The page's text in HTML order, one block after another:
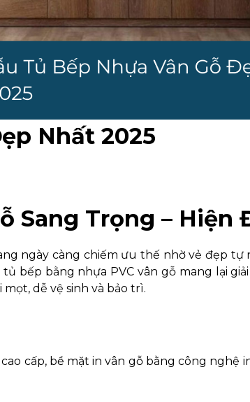
Nhất 2025
Sang Trọng – Hiện
ngày càng chiếm ưu thế nhờ vẻ đẹp tự
bếp bằng nhựa PVC vân gỗ mang lại
dễ vệ sinh và bảo trì.
cấp, bề mặt in vân gỗ bằng công nghệ